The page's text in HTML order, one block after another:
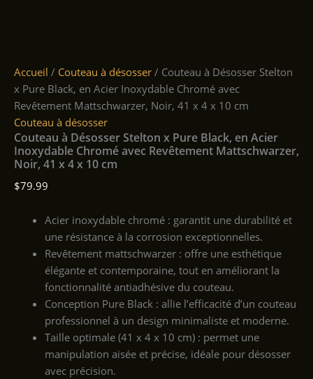
Accueil / Couteau à désosser / Couteau à Désosser Stelton
x Pure Black, en Acier Inoxydable Chromé avec
Revêtement Mattschwarzer, Noir, 41 x 4 x 10 cm
Couteau à désosser
Couteau à Désosser Stelton x Pure Black, en Acier
Inoxydable Chromé avec Revêtement Mattschwarzer,
Noir, 41 x 4 x 10 cm
$79.99
Acier inoxydable chromé : garantit une durabilité et
une résistance à la corrosion exceptionnelles.
Revêtement mattschwarzer : offre une esthétique
élégante et contemporaine, tout en améliorant la
fonctionnalité antiadhésive du couteau.
Conception Pure Black : allie l’efficacité d’un couteau
professionnel à un design minimaliste et moderne.
Taille optimale (41 x 4 x 10 cm) : permet une
manipulation aisée et précise, idéale pour désosser
avec précision.